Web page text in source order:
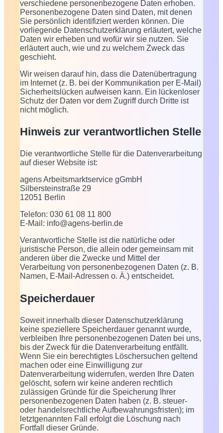
verschiedene personenbezogene Daten erhoben.
Personenbezogene Daten sind Daten, mit denen
Sie persönlich identifiziert werden können. Die
vorliegende Datenschutzerklärung erläutert, welche
Daten wir erheben und wofür wir sie nutzen. Sie
erläutert auch, wie und zu welchem Zweck das
geschieht.
Wir weisen darauf hin, dass die Datenübertragung
im Internet (z. B. bei der Kommunikation per E-Mail)
Sicherheitslücken aufweisen kann. Ein lückenloser
Schutz der Daten vor dem Zugriff durch Dritte ist
nicht möglich.
Hinweis zur verantwortlichen Stelle
Die verantwortliche Stelle für die Datenverarbeitung
auf dieser Website ist:
agens Arbeitsmarktservice gGmbH
Silbersteinstraße 29
12051 Berlin
Telefon: 030 61 08 11 800
E-Mail: info@agens-berlin.de
Verantwortliche Stelle ist die natürliche oder
juristische Person, die allein oder gemeinsam mit
anderen über die Zwecke und Mittel der
Verarbeitung von personenbezogenen Daten (z. B.
Namen, E-Mail-Adressen o. Ä.) entscheidet.
Speicherdauer
Soweit innerhalb dieser Datenschutzerklärung
keine speziellere Speicherdauer genannt wurde,
verbleiben Ihre personenbezogenen Daten bei uns,
bis der Zweck für die Datenverarbeitung entfällt.
Wenn Sie ein berechtigtes Löschersuchen geltend
machen oder eine Einwilligung zur
Datenverarbeitung widerrufen, werden Ihre Daten
gelöscht, sofern wir keine anderen rechtlich
zulässigen Gründe für die Speicherung Ihrer
personenbezogenen Daten haben (z. B. steuer-
oder handelsrechtliche Aufbewahrungsfristen); im
letztgenannten Fall erfolgt die Löschung nach
Fortfall dieser Gründe.